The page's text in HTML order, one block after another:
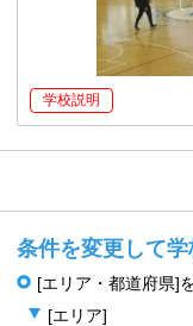
学校説明
条件を変更して
[エリア・都道府県]
[エリア]